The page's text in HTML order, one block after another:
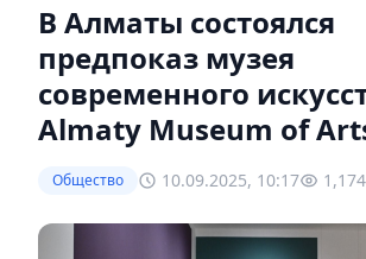
В Алматы состоялся
предпоказ музея
современного
Almaty Museum of
Общество 10.09.2025, 10:17 1,174